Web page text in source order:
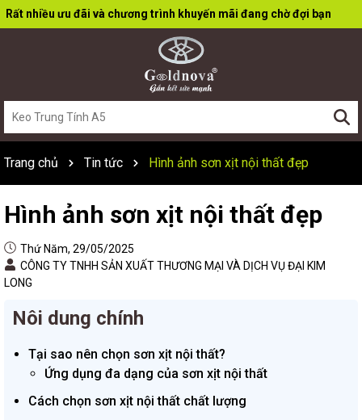
Rất nhiều ưu đãi và chương trình khuyến mãi đang chờ đợi bạn
Trang chủ Tin tức Hình ảnh sơn xịt nội thất đẹp
Hình ảnh sơn xịt nội thất đẹp
Thứ Năm, 29/05/2025
CÔNG TY TNHH SẢN XUẤT THƯƠNG MẠI VÀ DỊCH VỤ ĐẠI KIM
LONG
Nôi dung chính
Tại sao nên chọn sơn xịt nội thất?
Ứng dụng đa dạng của sơn xịt nội thất
Cách chọn sơn xịt nội thất chất lượng